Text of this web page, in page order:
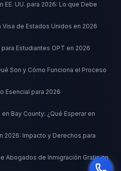
UU. para 2026: Lo que Debe
Visa de Estados Unidos en 2026
Estudiantes OPT en 2026
Son y Cómo Funciona el Proceso
Esencial para 2026
Bay County: ¿Qué Esperar en
2026: Impacto y Derechos para
Abogados de Inmigración Gratis en